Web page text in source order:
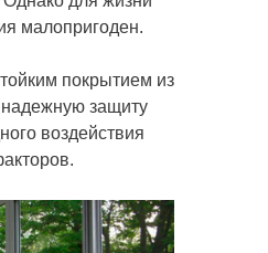
малопригоден.
покрытием из
надежную защиту
воздействия